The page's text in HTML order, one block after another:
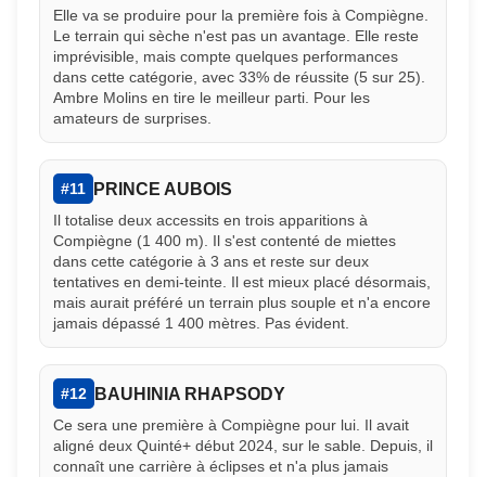
Elle va se produire pour la première fois à Compiègne.
Le terrain qui sèche n'est pas un avantage. Elle reste
imprévisible, mais compte quelques performances
dans cette catégorie, avec 33% de réussite (5 sur 25).
Ambre Molins en tire le meilleur parti. Pour les
amateurs de surprises.
#11 PRINCE AUBOIS
Il totalise deux accessits en trois apparitions à
Compiègne (1 400 m). Il s'est contenté de miettes
dans cette catégorie à 3 ans et reste sur deux
tentatives en demi-teinte. Il est mieux placé désormais,
mais aurait préféré un terrain plus souple et n'a encore
jamais dépassé 1 400 mètres. Pas évident.
#12 BAUHINIA RHAPSODY
Ce sera une première à Compiègne pour lui. Il avait
aligné deux Quinté+ début 2024, sur le sable. Depuis, il
connaît une carrière à éclipses et n'a plus jamais